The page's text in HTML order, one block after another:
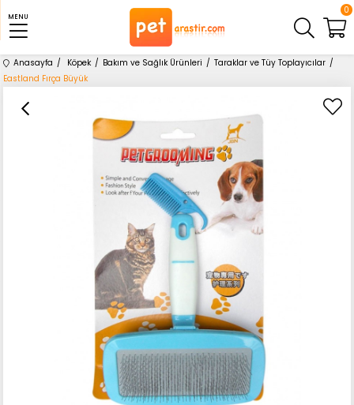
MENU
0
Anasayfa Köpek Bakım ve Sağlık Ürünleri
Taraklar ve Tüy Toplayıcılar
Eastland Fırça Büyük